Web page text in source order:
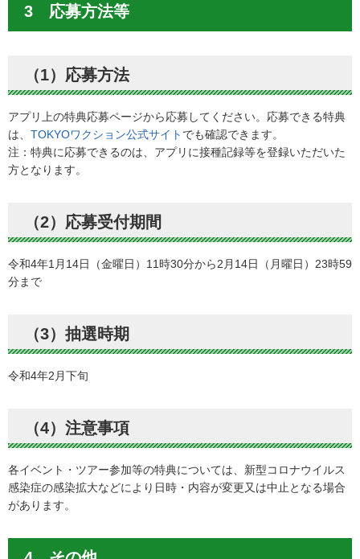
3 応募方法等
（1）応募方法
アプリ上の特典応募ページから応募してください。応募できる特典
は、 TOKYOワクション公式サイト でも確認できます。
注：特典に応募できるのは、アプリに接種記録等を登録いただいた
方となります。
（2）応募受付期間
令和4年1月14日（金曜日）11時30分から2月14日（月曜日）23時59
分まで
（3）抽選時期
令和4年2月下旬
（4）注意事項
各イベント・ツアー参加等の特典については、新型コロナウイルス
感染症の感染拡大などにより日時・内容が変更又は中止となる場合
があります。